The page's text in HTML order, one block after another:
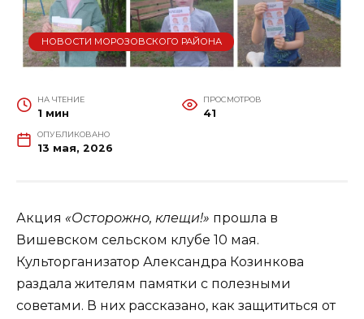
НОВОСТИ МОРОЗОВСКОГО РАЙОНА
НА ЧТЕНИЕ
1 мин
ПРОСМОТРОВ
41
ОПУБЛИКОВАНО
13 мая, 2026
Акция «Осторожно, клещи!» прошла в
Вишевском сельском клубе 10 мая.
Культорганизатор Александра Козинкова
раздала жителям памятки с полезными
советами. В них рассказано, как защититься от